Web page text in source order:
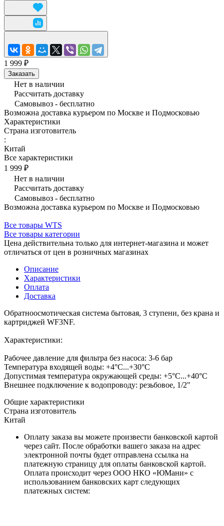
1 999 ₽
Заказать
Нет в наличии
Рассчитать доставку
Самовывоз - бесплатно
Возможна доставка курьером по Москве и Подмосковью
Характеристики
Страна изготовитель
:
Китай
Все характеристики
1 999 ₽
Нет в наличии
Рассчитать доставку
Самовывоз - бесплатно
Возможна доставка курьером по Москве и Подмосковью
Все товары WTS
Все товары категории
Цена действительна только для интернет-магазина и может
отличаться от цен в розничных магазинах
Описание
Характеристики
Оплата
Доставка
Обратноосмотическая система бытовая, 3 ступени, без крана и
картриджей WF3NF.
Характеристики:
Рабочее давление для фильтра без насоса: 3-6 бар
Температура входящей воды: +4°С...+30°С
Допустимая температура окружающей среды: +5°С...+40°С
Внешнее подключение к водопроводу: резьбовое, 1/2"
Общие характеристики
Страна изготовитель
Китай
Оплату заказа вы можете произвести банковской картой
через сайт. После обработки вашего заказа на адрес
электронной почты будет отправлена ссылка на
платежную страницу для оплаты банковской картой.
Оплата происходит через ООО НКО «ЮМани» с
использованием банковских карт следующих
платежных систем: